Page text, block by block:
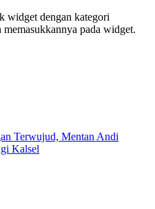
widget dengan kategori
pada widget.
Terwujud, Mentan Andi
Kalsel